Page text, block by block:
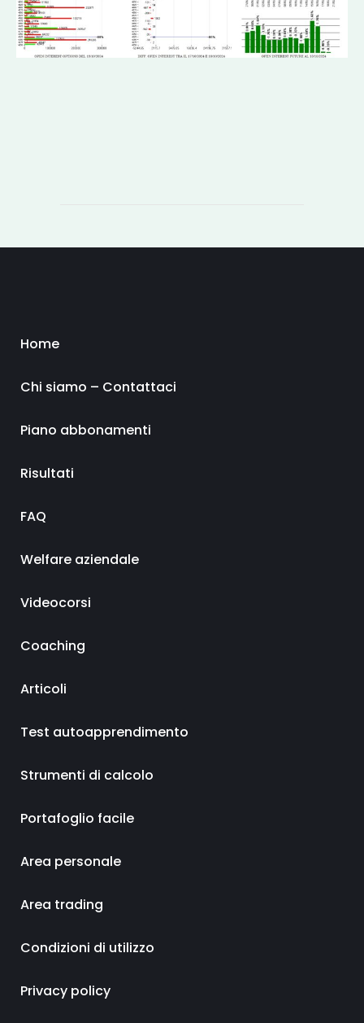
Home
Chi siamo – Contattaci
Piano abbonamenti
Risultati
FAQ
Welfare aziendale
Videocorsi
Coaching
Articoli
Test autoapprendimento
Strumenti di calcolo
Portafoglio facile
Area personale
Area trading
Condizioni di utilizzo
Privacy policy